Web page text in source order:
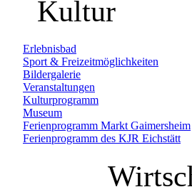
Kultur
Erlebnisbad
Sport & Freizeitmöglichkeiten
Bildergalerie
Veranstaltungen
Kulturprogramm
Museum
Ferienprogramm Markt Gaimersheim
Ferienprogramm des KJR Eichstätt